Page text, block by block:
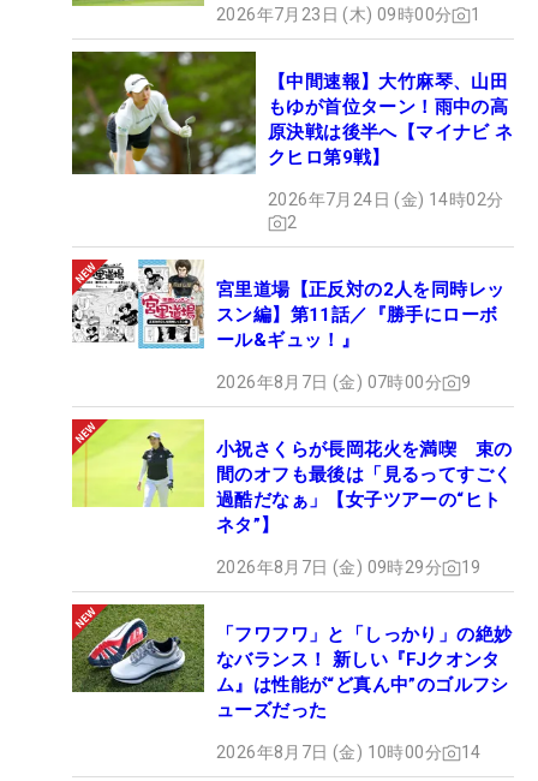
2026年7月23日 (木) 09時00分 1
【中間速報】大竹麻琴、山田
もゆが首位ターン！雨中の高
原決戦は後半へ【マイナビ ネ
クヒロ第9戦】
2026年7月24日 (金) 14時02分
2
宮里道場【正反対の2人を同時レッ
スン編】第11話／『勝手にローボ
ール&ギュッ！』
2026年8月7日 (金) 07時00分 9
小祝さくらが長岡花火を満喫 束の
間のオフも最後は「見るってすごく
過酷だなぁ」【女子ツアーの“ヒト
ネタ”】
2026年8月7日 (金) 09時29分 19
「フワフワ」と「しっかり」の絶妙
なバランス！ 新しい『FJクオンタ
ム』は性能が“ど真ん中”のゴルフシ
ューズだった
2026年8月7日 (金) 10時00分 14